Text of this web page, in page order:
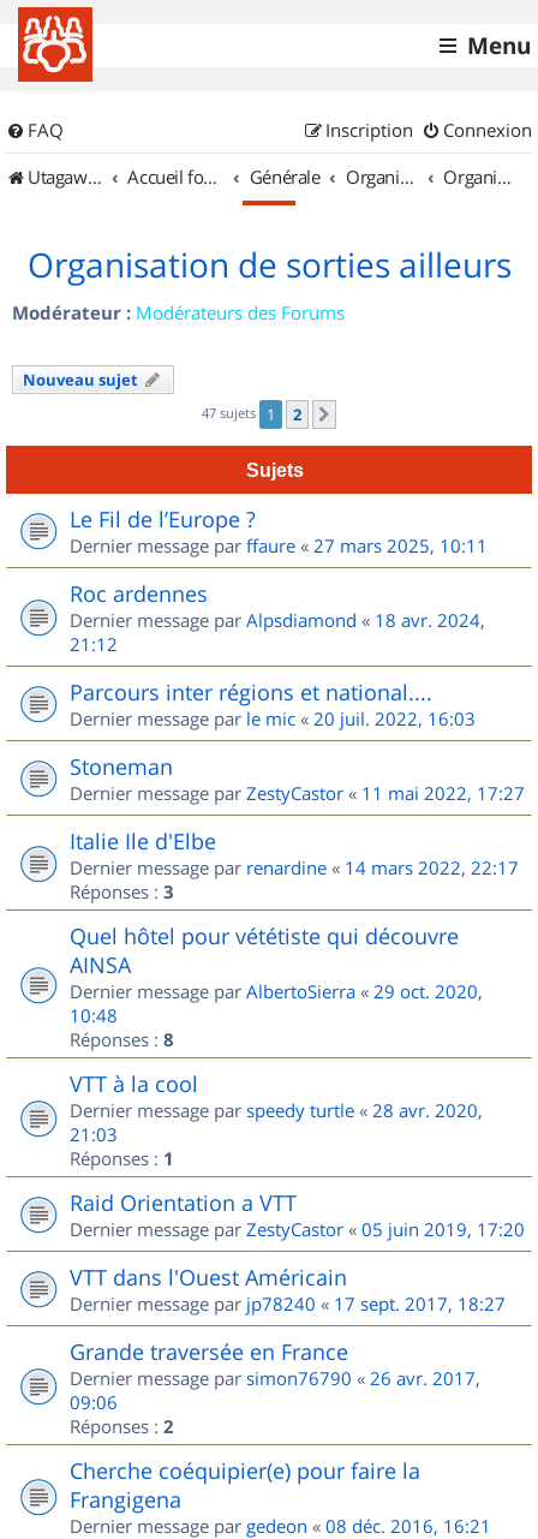
Menu
FAQ Connexion
Inscription
UtagawaVTT (Randos VTT et VTTAE avec traces GPS)
Accueil forum Générale Organisation de sorties & Recherche de partenaires Organisation de sorties ailleurs
Organisation de sorties ailleurs
Modérateur : Modérateurs des Forums
Nouveau sujet
47 sujets 1 2
Sujets
Le Fil de l’Europe ?
Dernier message par ffaure « 27 mars 2025, 10:11
Roc ardennes
Dernier message par Alpsdiamond « 18 avr. 2024,
21:12
Parcours inter régions et national....
Dernier message par le mic « 20 juil. 2022, 16:03
Stoneman
Dernier message par ZestyCastor « 11 mai 2022, 17:27
Italie Ile d'Elbe
Dernier message par renardine « 14 mars 2022, 22:17
Réponses : 3
Quel hôtel pour vététiste qui découvre
AINSA
Dernier message par AlbertoSierra « 29 oct. 2020,
10:48
Réponses : 8
VTT à la cool
Dernier message par speedy turtle « 28 avr. 2020,
21:03
Réponses : 1
Raid Orientation a VTT
Dernier message par ZestyCastor « 05 juin 2019, 17:20
VTT dans l'Ouest Américain
Dernier message par jp78240 « 17 sept. 2017, 18:27
Grande traversée en France
Dernier message par simon76790 « 26 avr. 2017,
09:06
Réponses : 2
Cherche coéquipier(e) pour faire la
Frangigena
Dernier message par gedeon « 08 déc. 2016, 16:21